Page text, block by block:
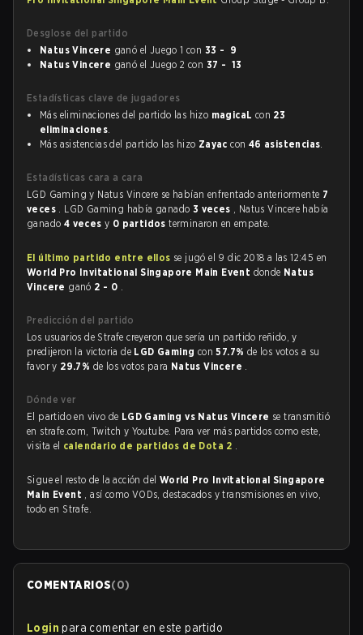
Desglose del partido
Natus Vincere ganó el Juego 1 con 33 - 9
Natus Vincere ganó el Juego 2 con 37 - 13
Estadísticas clave de jugadores
Más eliminaciones del partido las hizo magicaL con 23
eliminaciones.
Más asistencias del partido las hizo Zayac con 46 asistencias.
Estadísticas cara a cara
LGD Gaming y Natus Vincere se habían enfrentado anteriormente 7
veces . LGD Gaming había ganado 3 veces , Natus Vincere había
ganado 4 vecesy 0 partidosterminaron en empate.
El último partido entre ellos se jugó el 9 dic 2018 a las 12:45 en
World Pro Invitational Singapore Main Event donde Natus
Vincere ganó 2 - 0 .
Predicción del partido
Los usuarios de Strafe creyeron que sería un partido reñido, y
predijeron la victoria de LGD Gaming con57.7% de los votos a su
favor y 29.7% de los votos para Natus Vincere .
Dónde ver
El partido en vivo de LGD Gaming vs Natus Vincere se transmitió
en strafe.com, Twitch y Youtube. Para ver más partidos como este,
visita el calendario de partidos de Dota 2 .
Sigue el resto de la acción del World Pro Invitational Singapore
Main Event , así como VODs, destacados y transmisiones en vivo,
todo en Strafe.
COMENTARIOS(0)
Login para comentar en este partido